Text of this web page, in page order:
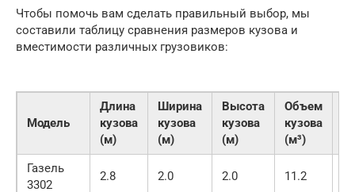
Чтобы помочь вам сделать правильный выбор, мы
составили таблицу сравнения размеров кузова и
вместимости различных грузовиков:
Модель
Длина
кузова
(м)
Ширина
кузова
(м)
Высота
кузова
(м)
Объем
кузова
(м³)
Газель
3302
2.8 2.0 2.0 11.2